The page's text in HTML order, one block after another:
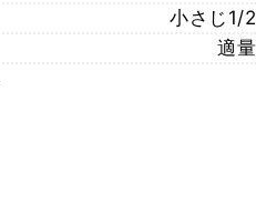
小さじ1/2
適量